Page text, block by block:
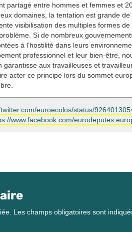
partagé entre hommes et femmes et
domaines, la tentation est grande
visibilisation des multiples formes
problème. Si de nombreux
à l’hostilité dans leurs
professionnel et leur bien-être,
garantisse aux travailleuses et
acter ce principe lors du sommet
euroecolos/status/
www.facebook.com/
Les champs obligatoires sont